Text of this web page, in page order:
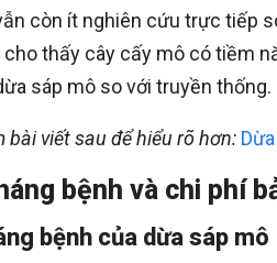
còn ít nghiên cứu trực tiếp
thấy cây cấy mô có tiềm
sáp mô so với truyền thống.
bài viết sau để hiểu rõ hơn:
bệnh và chi phí
bệnh của dừa sáp mô